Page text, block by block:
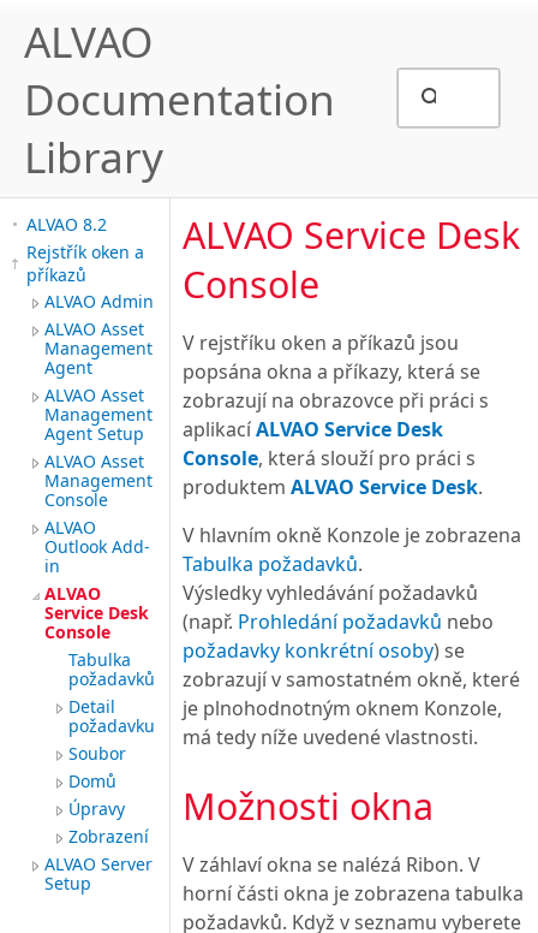
ALVAO
Documentation
Library
ALVAO 8.2
Rejstřík oken a
příkazů
ALVAO Admin
ALVAO Asset
Management
Agent
ALVAO Asset
Management
Agent Setup
ALVAO Asset
Management
Console
ALVAO
Outlook Add-
in
ALVAO
Service Desk
Console
Tabulka
požadavků
Detail
požadavku
Soubor
Domů
Úpravy
Zobrazení
ALVAO Server
Setup
ALVAO Service Desk
Console
V rejstříku oken a příkazů jsou
popsána okna a příkazy, která se
zobrazují na obrazovce při práci s
aplikacíALVAO Service Desk
Console, která slouží pro práci s
produktem ALVAO Service Desk.
V hlavním okně Konzole je zobrazena
Tabulka požadavků.
Výsledky vyhledávání požadavků
(např. Prohledání požadavků nebo
požadavky konkrétní osoby) se
zobrazují v samostatném okně, které
je plnohodnotným oknem Konzole,
má tedy níže uvedené vlastnosti.
Možnosti okna
V záhlaví okna se nalézá Ribon. V
horní části okna je zobrazena tabulka
požadavků. Když v seznamu vyberete